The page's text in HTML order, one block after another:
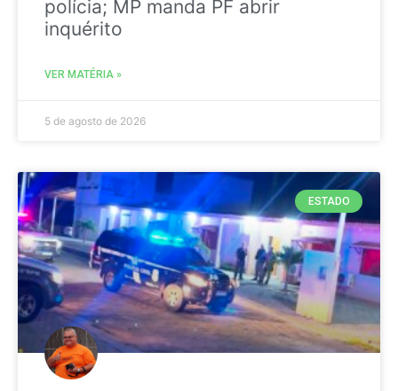
polícia; MP manda PF abrir
inquérito
VER MATÉRIA »
5 de agosto de 2026
ESTADO